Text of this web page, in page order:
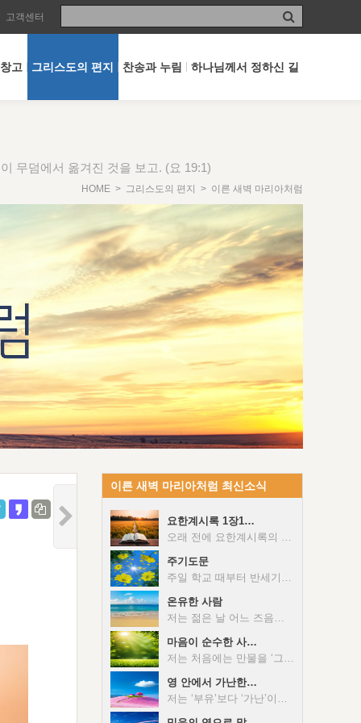
고객센터
고 그리스도의 편지 찬송과 누림 하나님께서 정하신 길
무덤에서 옮겨진 것을 보고. (요 19:1)
HOME > 그리스도의 편지 > 이른 새벽 마리아처럼
이른 새벽 마리아처럼 최신소식
요한계시록 1장1…
오래 전에 요한계시록의 새 예루살렘에 대해 추구할 때였습니다(계 21:2). 하루는 한국 교계는 이 주제를 어떻게 다루는지 궁금했습니다. 그래서 인근 기독교 책방에 가서 관련 주석서들의 해당 부분을 전부 뒤져 보았습니다. 거의 모든 주석서들은 ‘새 하늘과 새 땅’은 다뤘는데, 새 예루살렘은 언급조차 없었습니다. 그때 받은 인상은 ‘연극 무대도 있고 소품들도 있는데 주연 배우가 없네.’라는 느낌이었습니다. 그 후 어느 날 검색을 하다가 우연히 관련 기고문 하나가 제 눈에 들어왔습니다. 한 보수 교단 신학교 총장을 역임한 분이 쓴 글이었습니다. 그분은 “새 예루살렘 성은 요한계시록의 구원론적 비전의 완성 혹은 정점”이라고 전제한 후에, 계시록 21-22장 전체는 “상징으로 해석되어야” 하고, 미래 천국의 장소에 관한 모습을 “사실적으로 그리는 것으로 볼 수 없다”라고 했습니다. 그리고 “새 예루살렘성인 교회”라고 하여 둘을 동일시했습니다. 저 또한 이 둘을 장소가 아닌 인격체로 본 필자의 관점에 적극 공감했습니다. 예수 그리스도의 계시입니다. 이 계시는 … 예수 그리스도의 노예들에게 보이시려고 하나님께서 예수 그리스도께 주신 것입니다. 예수 그리스도는 자기의 천사를 자기의 노예 요한에게 보내시어 이 계시를 표징들(signs)을 통하여 알게 하셨습니다(계 1:1). 요한계시록은 대다수의 성도들에게 닫혀 있거나 잘못 이해되고 있는 것처럼 보입니다. 아마도 이해가 안 되는 것을 함부로 푸는 것을 경계하는 적극적인 방면과 원칙 없이 마음대로 풀어서 이단 교리를 만들어 낸 이들 때문일 것입니다. 사도 요한은 “이 예언의 말씀”을 읽고, 듣고, 지키는 이들에게 복이 있다고 말합니다(계 1:3). 따라서 요한계시록을 지금처럼 마냥 미지의 책으로 남겨 두는 것만이 능사는 아닙니다. 사실 이 문제는 계시록 첫 구절만 제대로 알아도 해결될 수 있습니다. 아래 내용은 관련 자료들을 참고하되, 제가 주님 앞에서 묵상하면서 이해하고 누린 것을 요약한 것입니다. “예수 그리스도의 계시”: 요한계시록 전체는 예수 그리스도의 인격과 그분이 일하신 내용들을 계시한 것입니다. 따라서 이 책 안의 어떤 내용을 읽든지 예수 그리스도가 초점과 중심이 되셔야 합니다. 즉 계시록을 읽을 때 그분의 어떤 방면이 어떻게 계시되었는지, 이 땅에서 펼쳐지는 사건과 장면 뒤에서 그분은 어떤 역할을 하고 계신지를 항상 염두에 두면 좋습니다. 이 한 가지 원칙만 지켜도 이단들의 아전인수식 엉뚱한 해석들이 가짜임을 금방 분별할 수 있을 것입니다. 이때 또 한 가지 주의할 것이 있습니다. 그것은 자신은 주님을 이미 잘 안다는 관념을 비워내는 것입니다. 선거철을 앞둔 정치인들은 자기의 자랑스러운 학력과 경력이 최대한 많이 적힌 명함을 돌립니다. 그런데 그중에 일부만으로 그를 규정하면 매우 서운해 할 것입니다. 우리 주님은 그들과는 비교할 수 없는 “측량할 수 없는 풍성”을 지니신 “너비와 길이와 높이와 깊이”가 있으신 분입니다((엡 3:8, 18). “노예들에게 보이시려고”: 요한계시록은 하나님-예수 그리스도-자기의 천사-사도 요한을 거쳐 “예수 그리스도의 노예”에게 보이시려고 전달된 계시입니다. 따라서 주님의 노예의 신분과 위치에 있는 사람만 바르게 볼 수 있습니다. 즉 주님께서 이 땅에서 하시려는 일을 맡기실 때 핑계 안 대고 순종할 헌신과 자세가 있어야 이 계시를 볼 수 있습니다. 단지 흥미나 호기심만으로 계시록을 읽으면 곤란합니다. “표징들을 통하여 알게 하심”: 개역 성경이 ‘지시하신’으로 번역한 ‘세마이노’(4591)는 표시(a sign)에서 온 단어로서 ‘표징’을 가리킵니다. 예를 들어 “일곱 등잔대”나 “일곱 별”같은 표징들은 “영적인 의미를 지닌 상징들"이지 진짜 등잔대나 별을 말하지 않습니다. 따라서 이런 표징들은 합당한 해석이 필요합니다. 예를 들어, 등잔대들은 교회들을 의미하고, 별들은 교회들의 전달자들을 의미합니다. 사자와 어린양은 이기시며 구속하시는 그리스도를 의미하고, 네 마리의 말은 복음과 전쟁과 기근과 죽음이 확산되는 것을 의미합니다. 우주적인 여자는 하나님께서 구속하신 사람들을 의미하고, 그 여자의 아이는 하나님께서 구속하신 사람들 가운데 강한 이들인 이기는 이들을 의미하며, 용과 뱀은 잔인하고 교활한 사탄인 마귀를 의미합니다. 수확물은 하나님의 경작 아래 자라고 있는 사람들을 의미하고, 첫 열매는 하나님의 경작 아래 자라고 있는 사람들 가운데 일찍 익은 사람들을 가리킵니다. 신부는 성숙하여 그리스도의 배필로 준비된 성도들을 의미하고, 새 예루살렘은 역대로 구속받고 거듭나고 변화되고 영광스럽게 된 성도들 전체의 구성체(인격체)를 의미합니다. 놀라우신 그리스도께서 바로 신부의 남편이 되십니다. 물론 위와 같은 해석은 성경 전체의 조망과 조화되어야 하며, 어떤 이단 단체처럼 “일곱 머리 열뿔”을 모두 탁0환 등 실존하는 한국인들로 보는 식의 해석은 곤란합니다. 위 계시록 1장 1절이 계시록을 올바르게 해석하는 첫 단추라면, 계시록 22장에 나오는 새 예루살렘(최종 결론)은 마지막 단추입니다. 이 둘만 제대로 맞추면 그 중간의 내용에 대한 해석은 크게 빗나가지 않을 것입니다. 그러나 만일 그 누구든지 “구원론적 비전의 정점”인 새 예루살렘을 인격체로 바로 보지 못하면, 궁극적으로 그의 믿음은 바른 길에서 크게 벗어날 가능성이 매우 높습니다. 오 주님, 요한계시록이 더 많은 추구하는 믿는 이들에게 바르게 이해되고, 지켜질 수 있게 하여 주옵소서!
주기도문
주일 학교 때부터 반세기가 넘도록 소위 ‘주기도문’(The Lord’s Prayer)에 대해 듣고 또 암송해 왔습니다. 그러나 솔직히 최근에야 그 내용이 깊이 이해되어 제 마음을 적셨습니다. 아울러 관련된 기존의 관행들 중에서 재고해 보았으면 하는 다음 몇 가지가 떠올랐습니다. 먼저 해당 단락은 “그러므로 여러분은 이렇게 기도하십시오”로 시작합니다(마 6:9). 따라서 굳이 제목을 달려면, ‘주기도문’보다는 교부였던 터툴리안처럼 ‘신자들의 기도문’(oratio fidelium)이라고 하는 것이 더 사실에 가깝습니다. 또한 지금처럼 공 예배 때 이 기도문을 암송하게 된 것은 대체로 4세기 이후입니다. 그 이전에는 개인기도 혹은 침례 후 신자가 되었을 때 주로 고백되었습니다. 따라서 예배 때 ‘주기도문’ 암송 여부가 소위 정통과 이단을 구별하는 잣대가 될 수는 없습니다. 한 예로 침례교단은 공 예배에서 주기도문을 암송하지 않습니다. 끝으로 기도 끝에 반드시 ‘아멘’을 붙여야 하는 것도 아닙니다. 실제로 사도 바울은 에베소서에서 했던 두 번의 긴 기도 끝을 항상 아멘으로 마무리하지는 않았습니다(엡 1:17-23, 3:14-21). 따라서 기도 후에 ‘아멘’으로 마칠 수도 있지만 그렇지 않을 수도 있는 것입니다. 하늘에 계신 우리 아버지, 아버지의 이름이 거룩히 여겨지도록 하시며, … 우리를 유혹에 빠지지 않게 하시고 … 왕국과 능력과 영광이 영원토록 아버지의 것입니다. 아멘(마 6:9-13). 주님이 가르쳐주신 위 기도에 관해서는 여러 성경 교사들이 다양한 해설서를 펴냈습니다. 아래 내용은 그런 자료들을 참고하되, 제가 주님 앞에서 개인적으로 빛 비춤 받고 소화한 것들을 요약한 것입니다. 위 기도는 대략 다음 세 단락으로 나눌 수 있습니다. 아버지 이름, 왕국, 하나님의 뜻: 솔직히 전에는 이 세 단어(개념)가 무슨 의미이고, 어떤 연관성이 있는지 잘 몰랐습니다. 그러나 이번에 추구하면서, 하나님의 뜻은 이 땅에 왕국을 세우는 것이고, 그 왕국의 영역 안에서만 아버지의 이름이 온전히 거룩히 여겨진다는 점이 더욱 분명해졌습니다. 그러므로 이 단락을 푸는 열쇠는 ‘왕국이 오게 하시며’(Your kingdom come)를 바로 이해하는 것입니다. 먼저 거의 대부분의 영어 성경은 ‘바실레이아’(932)를 ‘kingdom’으로 번역했는데, 직역하면 ‘왕국’입니다. 따라서 이 기도는 ‘하나님이 왕이신 영역’(왕국)을 이 땅에도 세우시려는 그분의 뜻이 속히 이뤄지게 해 달라는 것입니다. 그리고 그 실천은 우리 삶 속에서 하나님을 왕으로 대우해 드리는 것입니다. 좀 더 구체적으로는 우리의 혼, 즉 자아가 매 순간 부인되고, 주님이 우리의 인격으로 나타나시는 것입니다. 참고로 주님께서 이 땅에 계실 때 이 세상의 통치자(임금)는 사탄이었고, 오직 주님 자신만이 하나님의 왕국(영역)이셨습니다(요 12:31, 눅 17:21). 그러나 부활 후에 주님께서 생명 주시는 영으로 우리 안에 들어오셔서 내주하심으로 이 왕국은 그분의 몸인 교회로 확대되었습니다(롬 14:17). 하지만 현재는 덜 변화된 우리의 혼과 자아로 인해 이 왕국의 실재는 부분적으로만 나타나고 있는 것이 현실입니다. 그러나 주님의 재림 때에는 이 세상의 왕국이 ‘주님과 그리스도의 왕국’으로 완전히 바뀌게 될 것입니다(계 11:15). 일용할 양식, 용서, 악한 자에게서 구출됨: 위 첫 단락이 삼위 하나님과 관련이 있다면, 이 부분의 세 가지 요구는 우리의 필요에 관한 것입니다. 이런 기도는 우리가 이 땅에서 왕국 백성으로서 왕이신 주님과 계속 연결되어 있고, 신성한 공급을 받으며, 그분을 표현하기 위해 꼭 필요한 항목들입니다. 먼저 ‘우리에게 일용할 양식을 주시라’는 기도는 왕국 백성은 이 땅에서 믿음으로 살고 내일을 염려하지 않는다는 전제가 있습니다(마 6:34). 그다음 항목은 내게 상처 준 이들을 용서했으니, 하나님도 나의 실패와 허물을 용서해 달라는 기도입니다. 만일 마음에서 용서하지 못한 이들이 남아 있다면 양심상 이런 기도를 진실하게 하기가 쉽지 않을 것입니다(마 5:23-24). 마지막으로 유혹에 빠지지 않고, 악한 자에게서 구출해 달라는 기도는 빛 가운데 자신의 약함을 참되게 알고, 악한 자인 사탄의 궤계를 꿰뚫어 볼 수 있어야 진심을 담아 할 수 있는 그런 기도입니다(요일 5:19). 이것들 중 어느 것 하나 가볍지 않습니다. 왕국, 능력, 영광: 이 “왕국과 능력과 영광이 영원토록 아버지의 것입니다”라는 부분은 일종의 삼중 찬양입니다. 즉 아버지께서 하나님의 뜻인 왕국 안에서, 영광 안에 있는 그분의 단체적인 표현을 얻으신 것을 선포한 것입니다. 따라서 하나님 아버지는 이 기도의 시작과 끝이시고, 알파와 오메가이십니다. 위 본문을 묵상할 때, 문득 두 대목의 말씀이 생각났습니다. 하나는 이스라엘 백성이 왕을 세워 달라고 하자, 여호와께서 “나를 거절하여 자신들의 왕이 되지 못하게 한 것”이라고 반응하신 부분입니다(삼상 8:7). 또 하나는 여호와께서 이스라엘 백성에게 “너희가 그들 가운데서 더럽힌 나의 위대한 이름을 거룩하게 하겠다”라고 하신 것입니다(겔 36:23). 결국 위 본문의 성취는 우리 하기에 달려 있습니다. 오 하나님, 당신만이 우리의 왕이십니다. 다른 왕은 없습니다. 우리로 이 땅에서 당신의 왕국이 되게 하시어, 당신의 능력과 영광을 영원히 나타내게 하소서!
온유한 사람
저는 젊은 날 어느 즈음에 몇 달간 한 사찰의 행자로 지냈습니다. 행자가 된 첫날 서울 종로구 견지동 사찰 인근의 한 이발소에 가서 면도칼로 머리를 미는 이발을 했습니다. 그 후 사찰 앞마당 쓸기, 큰 행사가 있을 때 주방에서 음식 배식 돕기 등의 허드렛 일을 했습니다. 주일학교 출신인 저는 속으로 이런 흔치 않은 직접 경험이 나중에 전업으로 글을 쓸 때 도움이 될 거라고 스스로를 다독였습니다. 사실은 녹록지 않던 서울 생활에서 숙식이 해결된 것이 이런 선택의 주된 이유였습니다. 그 당시 스님들의 일상을 관찰하고 또 그분들과 대화해 본 경험과 지금까지 말씀을 통해 주님을 알아온 것과의 비교를 통해, 불교와 기독교의 본질적인 차이가 제게 명확해졌습니다. 즉 불자들의 목표가 자기 옛사람을 최고도로 개선(수양)하는 것이라면, 예수 믿는 이들은 신성한 또 다른 인격이 그들 안에 들어와 그들을 통해 살고 표현되는 것이 목표인 사람들입니다. 따라서 아래 본문도 온유가 불교식 자기 개선이 아니라 그리스도를 살아 낸 결과라는 관점으로 접근해야 말씀의 본질을 더 깊이 이해할 수 있습니다. 온유한 사람들(the meek)은 복이 있습니다. 왜냐하면 그들이 땅을 상속받을 것이기 때문입니다(마 5:5). 위 본문을 묵상하고 추구하면서 1) ‘온유하다’의 의미, 2) 그 대표적인 사례들의 의미가 아래와 같이 더 밝아졌습니다. 온유하다는 의미: 이 단어는 헬라어로 ‘프라우스’(4239 b)인데, 사용된 구절들(마 5:5, 21:5, 벧전 3:4, 약 3:13, 고후 10:1)의 해당 각주에 따르면 다음과 같은 의미가 있습니다. 1) 세상의 반대에 저항하지 않고, 기꺼이 감당함. 2) 온유는 관용, 유순과 같음(약 3:17). 3) 온유는 저항하거나 다투지 않고 사람들에 대하여 부드러운 것임. 한 성경 교사는 온유를, “작은 발동선에 달린 하나의 타이어”에 비유했습니다. 그는 배가 정박하려고 딱딱한 부두에 부딪치지만 타이어가 충격을 흡수하여 배도 상하지 않고 선착장도 무너지지 않는다고 했습니다. 그는 “상대는 딱딱해도 당신이 부드러우면 그가 얼마든지 와서 부딪혀도 좋다”라고도 했습니다. 모세: 성경은 “모세라는 사람은 … 지면의 어떤 사람보다도 온유하였다”라고 말합니다(민 12:3). 매우 거역적이고 불평을 밥 먹듯이 하던 이스라엘 백성들 약 200백만 명을 40년이나 인내하며 이끌던 모세를 생각하면 위 말씀에 저도 공감이 갑니다. 그런 모세였지만, 그는 말년에 물 달라고 불평하던 백성들을 향해, “이 반역자들이여”라고 하며 “막대기로 반석을 두 번” 치는 방식으로 분노를 표출했습니다(민 20:10-11). 이것은 여호와를 향한 불신과 그분의 거룩한 본성을 잘못 대변한 심각한 일이었고, 결국 그는 이 일로 가나안 땅에 들어가지 못했습니다. 그야말로 뼈 아픈 한 번의 실수였습니다. 주 예수님: 주님은 직접 “나는 마음이 온유하니”라고 하셨고, 마태도 “그분은 온유하시어, … 짐승의 새끼인 어린 나귀를 타셨다”라고 말합니다(마 11:29, 21:5). 예루살렘에 입성하실 때에 하늘에 속한 왕이신 그리스도는 거만한 화려함을 과시하시며 오지 않으셨고, 부드럽고 겸손한 온유함을 보이며 오셨습니다. 그분은 또한 유대인들이 겟세마네에서 기도하던 자신을 잡으러 왔을 때 저항하지 않고 끌려가셨습니다. 그분은 심지어 십자가에 못 박히실 때도 저항하지 않으셨습니다. 이런 온유한 모습은 억지 연출이 아니고, 신성과 인성의 연합을 통해 나타난 그분의 인간 미덕 중 하나였습니다. 사도 바울: 바울은 (더 이상 내가 사는 것이 아니라) “그리스도께서 내 안에 사신다”라고 고백했습니다(갈 2:20). 즉 바울 자신 외에 또 다른 인격이 자기 안에 사심을 고백한 것입니다. 이것은 구체적으로 그가 다른 이들에게 권면할 때도 “그리스도의 온유와 관대”로 권면하는 것으로 나타났습니다”(고후 10:1). 이것은 그가 그리스도께로 견고하게 붙여졌고(고후 1:21), 그리스도와 하나 되어 그분으로 말미암아 살고, 그분의 미덕 안에서 행동한 것을 가리킵니다. 사도 바울의 자서전이라고 할 수 있는 고린도후서 내용 전체에는 그의 온유한 성품이 그대로 녹아 있습니다. 예를 들면 이런 것입니다. “나는 우리가 육체를 따라 행한다고 생각하는 어떤 사람들에게는 담대하게 대할 자신을 갖고 있습니다. 그러나 내가 여러분과 함께 있게 될 때는 그렇게 담대하여지지 않도록 해 주기를 여러분에게 부탁합니다”(고후 10:2) 저는 어릴 때부터 비교적 착한 사람이었습니다. 그러나 사소한 일에 잘 삐졌고 화를 잘 냈습니다. 그러나 자기 개선이 아니라 온유이신 주님께서 제 안에서 더 자라가심으로 전보다는 더 온유한 표현이 증가되고 있다고 감히 간증할 수 있습니다. 오 주님, 당신만이 온유이십니다. 그리스도의 온유를 더 살아 표현하게 하소서
마음이 순수한 사…
저는 처음에는 만물을 ‘그리스도’와 ‘그리스도 아닌 것’으로 나누고, 전자는 절대시하고 후자는 배설물 (refuse, 4657)로 여기는 바울의 관점이 좀 치우쳐 보였습니다(빌 3:7-8). 그러나 계속된 성경 읽기를 통해 하나님의 갈망과 그리스도의 가치를 더 깊이 알수록, 저도 점점 같은 부류가 되어감을 느낍니다. 하지만 가끔은 ‘이것이 맞는 방향인가?’라는 생각이 들기는 합니다. 그럴 때마다 늘 저는 위 바울의 관점이 하나님의 뜻을 관심하는 모든 이들이 가져야 할 가치관이자 세계관이라는 결론에 이르게 됩니다. 그 이유는 이런 관점을 가질 때 제 깊은 속에 전혀 거리낌이 없고, 성경의 가르침과도 일치하기 때문입니다. 참고로 결론의 책인 요한계시록은 우리 안에서 그리스도의 최종 확대인 ‘새 예루살렘’과 그 외의 것들이 가게 될 ‘불과 유황의 못’으로 귀결됩니다. 그런데 이러한 이분법은 아래 본문 이해에도 도움이 됩니다. 마음이 순수한 사람들(the pure in heart)은 복이 있습니다. 왜냐하면 그들이 하나님을 볼 것이기 때문입니다(마 5:8). 늘 그랬듯이 평범한 한국말인데 그 영적인 의미를 바로 아는 것은 만만하지 않습니다. 따라서 위 본문에 나오는 ‘마음’, ‘순수한 사람들’, ‘하나님을 봄’이 무엇인지를 합당하게 이해하고 체험하려면 아래와 같이 어느 정도의 추구와 주님으로부터 오는 빛 비춤이 요구됩니다. “마음”: 이희승 편저 <국어 대사전>은 마음을 “지(知), 정(情), 의(意)의 움직임”이라고 말합니다. 참고로 워치만 니는 마음(카르디아, 2588)을 위 생각, 감정, 의지(히 4:12, 시 13:2, 출 35:5)에 양심(히 10:22, 딤전 1:5)이 더해진 것으로 보았습니다. 또한 그는 마음이 주로 우리의 ‘혼’에 속하고, 양심이 속해 있는 우리의 영과 연결되는 통로라고도 했습니다. 그런데 타락 이후에 우리 마음의 상태는 이어지는 성경 본문처럼 매우 부정적입니다. “여호와께서 … 그가 마음에 생각하는 것마다 계속해서 악하기만 한 것을 보시고”(창 6:5), “마음은 비뚤어져 끊임없이 악을 도모하며 다툼을 일으킨다(잠 6:14). “사람의 자손들 마음은 악으로 가득 차 있고 그 마음에 광기를 품고 살다가”(전 9:3)​. “마음에서 악한 생각과 살인과 간음과 음행과 도둑질 …이 나오기 때문입니다”(마 15:19). “만물보다 더 거짓되고 치유될 수 없는 것이 마음이니”(렘 17:9)”. 그러나 위 마지막 말씀(렘 17: 9) 중에서 ‘마음’에 대한 아래 <회복역 성경> 각주 내용은, 타락한 우리 마음을 새롭게 바꾸어서 하나님의 거처로 삼으시는 하나님의 경륜을 소개하고 있습니다. “사람의 거짓되고 치유될 수 없는 마음에 관한 이 말씀도 하나님의 분배로 수행되는 하나님의 경륜과 관련된다. 비록 사람의 마음이 부패하고 … 치유될 수 없을지라도, 심지어 그러한 마음까지도 하나님께서 그분의 생명의 법을 기록하시는 판이 될 수 있다(렘 31:33, 비교 고후 3:3). … 일단 하나님께서 사람 안으로 들어오시면, 그분은 사람의 영에서부터 마음으로 확장되실 것이다. 이것이 하나님께서 그분의 경륜에 따라 타락한 사람의 마음을 처리하시는 방법이다. 에스겔서 36장 26절과 각주 참조.” (마음이) “순수한 사람”: <회복역 성경> 해당 각주는 “마음이 순수하다는 것은 목적이 단일한 것, 즉 하나님의 영광을 위해(고전 10:31) 하나님의 뜻을 성취하려는 단일한 목표를 갖는 것”이라고 말합니다. 그러나 역사상 절대적으로 하나님의 영광만을 위하고 그분의 뜻을 성취하는 삶을 산 분은 하나님이시자 참사람이셨던 주 예수님 뿐입니다. 그러므로 우리가 그분처럼 마음이 순수한 사람이 되려면 타락한 우리의 자아가 처리되고, 우리 마음에 그분이 들어와 그분의 거처를 정하셔야 합니다(엡 3:17). 이 과정에서 (자신의 뜻을 내려놓고) “나를 보내신 아버지의 뜻”을 행하신 주님의 인격을 살아야 하고(요 6:38), 아버지와 어머니, 아들이나 딸을 주님보다 더 사랑하는 마음도 처리되어야 하며(마 10:37), 우리의 생각을 비우고 “그리스도의 생각”을 가지는 십자가의 죽음과 부활의 체험이 요구됩니다(고전 2:16). 주님처럼 양심에 거리낌이 없는 의로운 삶을 사는 것도 당연히 필요합니다(눅 23:47, 요일 3:7). 사람들은 간혹 문학작품 속에 등장하는 남녀 간의 ‘지고지순’의 사랑(혹은 ‘순애보’)에 가슴 뭉클해합니다. 거기에서 사랑하는 상대방을 사람이 아닌 주님으로 바꾸면 위 본문의 “마음이 순수한 사람”, 혹은 ‘아가’에 나오는 술람미에 거의 부합할 것입니다(아 6:13). “하나님을 봄”: 요한 사도는 우리가 장차 “그분을 그분의 존재 그대로 뵙게 될 것”을 말하면서 “이 소망을 둔 사람마다 그분께서 순수하신 것처럼 자기 자신을 순수하게” 한다고 말합니다(요일 3:2-3). 이것은 위 본문과 같은 내용을 순서만 바꿔 말한 셈입니다. 이처럼 우리가 장차 주님을 뵐 뿐 아니라 사실은 지금도 모든 것들에서 돌이켜 “주님의 영광을 바라봄”으로 그분을 뵐 수 있습니다(고후 3:18). 이런 삶은 우리를 한 단계의 영광에서 또 다른 단계의 영광으로 이끌리는 복을 이 땅에서도 경험하게 할 것입니다. 오 주님, 매 순간 땅에 속한 것들에서 돌이켜 영광의 주님을 바라보게 하소서. 우리 안에 당신 아닌 부분들을 씻어내시어 마음이 순수한 사람으로 만드소서.
영 안에서 가난한…
저는 ‘부유’보다 ‘가난’이라는 말이 더 친근합니다. 어릴 때 쪼들리는 환경에서 자랐지만, 그렇다고 부자가 되고 싶지는 않았습니다. 대신에 가난해도 최선을 다해 살아서 나름대로 사회에 기여하고 싶었습니다. 그래서 그런 삶을 살았던, 링컨이나 미국의 저명한 흑인 교육자가 된 ‘부커 T 워싱턴’ 같은 이들의 전기를 읽고 감명 받았습니다. 한편 제 주변에 부자인 친척이 한 분 계셨습니다. 초등학교 여름 방학 때 가본 작은 할아버지 댁은 부촌인 서울 원남동에 있었고, “ㅁ”자로 된 큰 한옥 기와집이었습니다. 그 댁에서 난생 처음으로 1960년대에는 희귀했던 제주 감귤도 한 조각 먹어보았고, 당숙 아저씨들은 자신들이 16 미리 카메라로 찍었다는 영상도 보여주었습니다. 그분들의 이런 생활 모습은 어린 저에게는 그야말로 신세계였습니다. 그러나 아래 본문이 말하는 ‘가난’은 이런 물질적인 ‘가난’ 혹은 ‘부유’와는 전혀 다른 의미임에 틀림없습니다. 영 안에서 가난한 사람들(the poor in spirit)은 복이 있습니다. 왜냐하면 천국이 그들의 것이기 때문입니다(마 5:3). 위 본문이 돈이 없어 가난한 이들만 천국을 소유한다는 말씀이 아님은 분명합니다. 또한 ‘영 안에서’, ‘가난’, ‘천국’도 언뜻 보면 평이하지만, 좀 더 깊이 묵상해 볼 때 쉽게 이해되는 용어들이 아니었습니다. 아래 내용은 제가 주님 앞에서 묵상한 것을 정리해 본 것입니다. “영 안에서”: 관련 자료들을 찾아보니, 이 부분의 한국어 번역에 다소 아쉬움이 있습니다. 예를 들면, <개역 성경> 계열은 이것을 ‘심령’(heartspirit)이라고 번역했지만, 원문은 퓨뉴마(spirit, 4151)이고 ‘마음영’이라는 복합어가 아닙니다. <표준새번역>이나 <공동번역>은 이 단어를 ‘마음’으로 번역했습니다. 그러나 <회복역 성경>과 <킹제임스 성경>처럼 ‘영’으로 번역한 것이 더 정확합니다. 저는 ‘동일본성’과 ‘유사본성’ 논쟁에서 알파벳 '이오타'(ι) 하나 차이로 정통과 이단이 판가름 난 것을 잘 알고 있기에, 성경 본문은 최대한 원문대로 이해하려는 습관이 있습니다. (영 안에서) “가난한 사람들”: 한 번은 필요한 물품을 사러 건강 보조 식품점인 GNC에 갔습니다. 주인이 아랍계 무슬림이어서 예수님 이야기를 조금 꺼냈더니 자기도 예수를 믿는다고 했습니다. 의외의 답변이라 이야기를 좀 더 들어 보니, 예수를 구주가 아닌 선지자 중 하나로 믿는다는 말이었습니다. 그래서 성경에 대해 좀 더 이야기를 나누어봤는데, 그 사람은 이미 꽉 들어찬 것이 있어서 새로운 어떤 것이 들어갈 여지가 없어 보였습니다. 위 본문에 따라 말하자면, 그의 영 안이 조금도 가난하지가 않았습니다. 그런 관점에서 관찰해 보니, 무슬림만이 아니라 다른 종교나 철학 등에 심취한 이들의 상태도 크게 다르지 않았습니다. 참고로 <회복역 성경> 해당 각주는 ‘가난한 사람들’(the poor)에 대해 이렇게 설명하고 있습니다. “영 안에서 가난하게 되는 것은 겸손하게 될 뿐 아니라 우리의 영, 즉 우리 존재의 깊은 곳이 비워지고, 옛 시대에 속한 옛것들을 붙들지 않고 새것들, 즉 천국에 속한 것들을 얻기 위해 옛것들을 내려놓는 것이다.” 이에 해당하는 사례가 구체적으로 어떤 것이 있을지를 묵상할 때 다음 내용들이 떠올랐습니다. 1) 사도 바울은 자기에게 “유익이 되었던 것들”과 심지어 “모든 것”을 “해로운 것”으로 여겨 “잃어버리고” “배설물”로 여겼습니다. 반면에 “그리스도 예수님을 아는 지식”을 가장 탁월한 것으로 여기고, “그리스도를 얻고”자 했습니다(빌 3:7-8). 참고로 히브리서 내용에 따르면, 저자라 추정되는 바울은 유대인들이 귀히 여기고 크게 의존했던 ‘아론’과 ‘모세’와 ‘천사들’과 ‘옛 언약’이 그리스도에 비해 열등하고, 생명의 성장에 “무거운 짐”, 걸림돌이 된다고 보았습니다. 또한 고상해 보이는 헬라 철학과 문화도 그에게는 비워내야 할 대상일 뿐이었습니다. 2) 그러므로 그는 자신의 그리스도에 대한 과거의 체험도 포함된, “뒤에 있는 것들”을 잊어버리고 (그리스도를 더욱 체험하고 얻어가는) “앞에 있는 것들”을 향해 달렸습니다(빌 3:13-14). 3) 형제회 교사였던 존 넬슨 다비는 히브리어, 헬라어, 라틴어에 능통했고, 성경을 영어, 프랑스어, 독일어로 번역했습니다. 그러나 그는 80세가 가까운 나이에 전도 여행 중 한 허름한 숙소에서 머물 때 이런 비슷한 말을 남겼다고 합니다. “아무것도 갖지 않고 아무것도 보지 않고 아무것도 되지 않고 오직 그의 권익만을 관심하는 기쁨이여!” 위 본문과 좋은 본들의 삶을 기준으로 제 상태를 돌아보았을 때, 여전히 처리되고 비워져야 할 것들이 많이 남아 있음을 시인합니다. 사실 위 본문이 말하는 천국은 우리가 자신을 비워내고 얻은 그리스도 자신이고(눅 17:21), 그 천국의 삶은 지금 성령 안에서 누리는 의와 화평과 기쁨입니다(롬 14:17). 이 땅에 사는 동안 이런 천국의 실재를 누려야 오는 시대의 천국의 나타남에도 참여할 것입니다(마 25:10). 오 주님, 저를 비워 주셔서 영 안에서 가난한 사람이 되게 하소서! 오 주님, 주님 이외의 것들을 배설물로 여기고 천국의 실재이신 주님 자신만을 더 얻어가게 하소서!